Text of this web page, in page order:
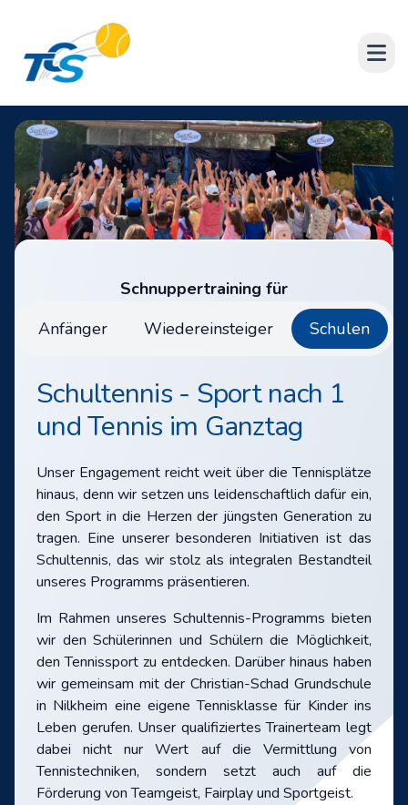
TC Schönbusch Aschaffenburg e.V.
Schnuppertraining für
Anfänger
Wiedereinsteiger Schulen
Schultennis - Sport nach 1
und Tennis im Ganztag
Unser Engagement reicht weit über die Tennisplätze
hinaus, denn wir setzen uns leidenschaftlich dafür ein,
den Sport in die Herzen der jüngsten Generation zu
tragen. Eine unserer besonderen Initiativen ist das
Schultennis, das wir stolz als integralen Bestandteil
unseres Programms präsentieren.
Im Rahmen unseres Schultennis-Programms bieten
wir den Schülerinnen und Schülern die Möglichkeit,
den Tennissport zu entdecken. Darüber hinaus haben
wir gemeinsam mit der Christian-Schad Grundschule
in Nilkheim eine eigene Tennisklasse für Kinder ins
Leben gerufen. Unser qualifiziertes Trainerteam legt
dabei nicht nur Wert auf die Vermittlung von
Tennistechniken, sondern setzt auch auf die
Förderung von Teamgeist, Fairplay und Sportgeist.